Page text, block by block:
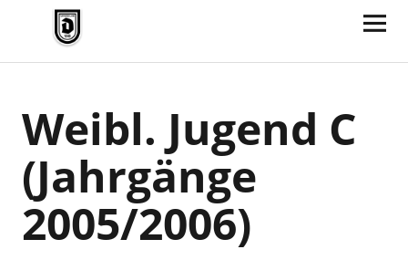
TV Jahn Duderstadt
Weibl. Jugend C
(Jahrgänge
2005/2006)